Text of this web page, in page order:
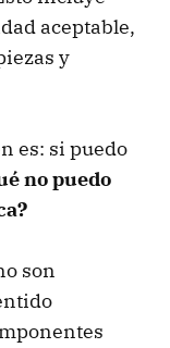
aceptable,
y
es: si puedo
no puedo
son